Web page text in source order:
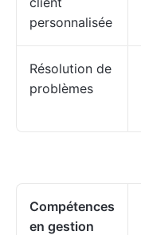
personnalisée
Résolution de
problèmes
Compétences
en gestion